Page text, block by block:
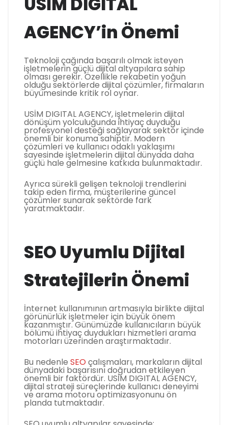
AGENCY’in Önemi
Teknoloji çağında başarılı olmak isteyen
işletmelerin güçlü dijital altyapılara sahip
olması gerekir. Özellikle rekabetin yoğun
olduğu sektörlerde dijital çözümler, firmaların
büyümesinde kritik rol oynar.
USİM DIGITAL AGENCY, işletmelerin dijital
dönüşüm yolculuğunda ihtiyaç duyduğu
profesyonel desteği sağlayarak sektör içinde
önemli bir konuma sahiptir. Modern
çözümleri ve kullanıcı odaklı yaklaşımı
sayesinde işletmelerin dijital dünyada daha
güçlü hale gelmesine katkıda bulunmaktadır.
Ayrıca sürekli gelişen teknoloji trendlerini
takip eden firma, müşterilerine güncel
çözümler sunarak sektörde fark
yaratmaktadır.
SEO Uyumlu Dijital
Stratejilerin Önemi
İnternet kullanımının artmasıyla birlikte dijital
görünürlük işletmeler için büyük önem
kazanmıştır. Günümüzde kullanıcıların büyük
bölümü ihtiyaç duydukları hizmetleri arama
motorları üzerinden araştırmaktadır.
Bu nedenle SEO çalışmaları, markaların dijital
dünyadaki başarısını doğrudan etkileyen
önemli bir faktördür. USİM DIGITAL AGENCY,
dijital strateji süreçlerinde kullanıcı deneyimi
ve arama motoru optimizasyonunu ön
planda tutmaktadır.